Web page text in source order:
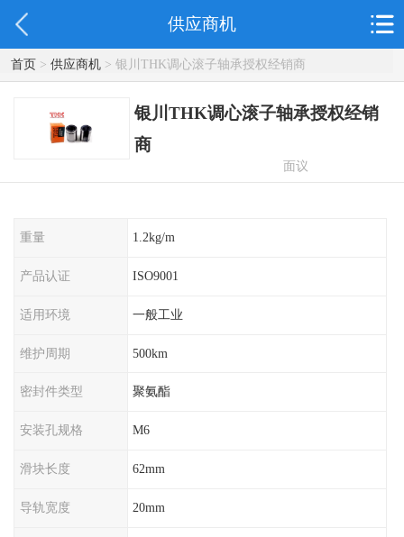
供应商机
首页> 供应商机> 银川THK调心滚子轴承授权经销商
银川THK调心滚子轴承授权经销
商
面议
重量 1.2kg/m
产品认证 ISO9001
适用环境 一般工业
维护周期 500km
密封件类型 聚氨酯
安装孔规格 M6
滑块长度 62mm
导轨宽度 20mm